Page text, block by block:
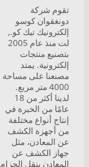
تقوم شركة
دونغقوان كوسو
إلكترونيك تيك كو.,
لت منذ عام 2005
بتصنيع منتجات
إلكترونية. يمتد
مصنعنا على مساحة
4000 متر مربع.
لدينا أكثر من 18
عامًا من الخبرة في
إنتاج أنواع مختلفة
من أجهزة الكشف
عن المعادن، مثل
جهاز الكشف عن
المعادن بنقل الحزام